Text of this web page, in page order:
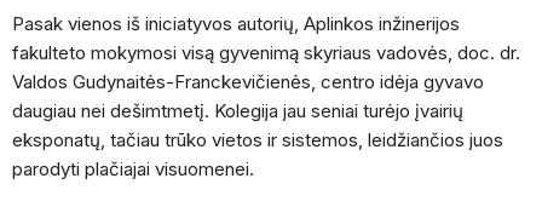
Pasak vienos iš iniciatyvos autorių, Aplinkos inžinerijos
fakulteto mokymosi visą gyvenimą skyriaus vadovės, doc. dr.
Valdos Gudynaitės-Franckevičienės, centro idėja gyvavo
daugiau nei dešimtmetį. Kolegija jau seniai turėjo įvairių
eksponatų, tačiau trūko vietos ir sistemos, leidžiančios juos
parodyti plačiajai visuomenei.